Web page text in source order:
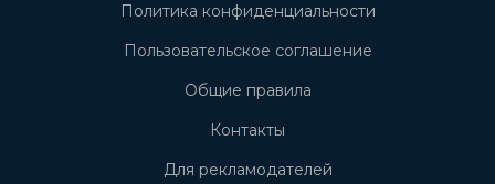
Политика конфиденциальности
Пользовательское соглашение
Общие правила
Контакты
Для рекламодателей